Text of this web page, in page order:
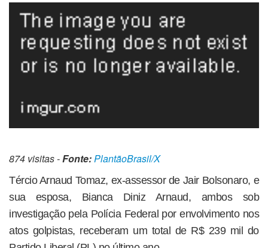
874 visitas -Fonte:PlantãoBrasil/X
Tércio Arnaud Tomaz, ex-assessor de Jair Bolsonaro, e
sua esposa, Bianca Diniz Arnaud, ambos sob
investigação pela Polícia Federal por envolvimento nos
atos golpistas, receberam um total de R$ 239 mil do